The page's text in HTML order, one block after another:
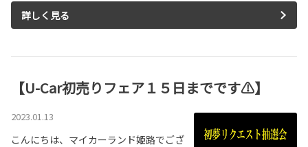
詳しく見る
【U-Car初売りフェア１５日までです⚠】
2023.01.13
こんにちは、マイカーランド姫路でござ